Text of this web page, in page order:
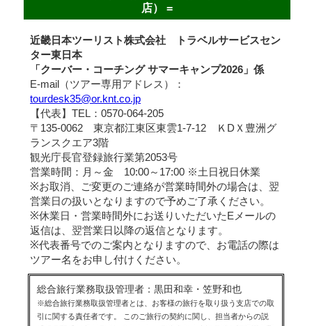
店） =
近畿日本ツーリスト株式会社 トラベルサービスセン
ター東日本
「クーバー・コーチング サマーキャンプ2026」係
E-mail（ツアー専用アドレス）：
tourdesk35@or.knt.co.jp
【代表】TEL：0570-064-205
〒135-0062 東京都江東区東雲1-7-12 ＫDＸ豊洲グ
ランスクエア3階
観光庁長官登録旅行業第2053号
営業時間：月～金 10:00～17:00 ※土日祝日休業
※お取消、ご変更のご連絡が営業時間外の場合は、翌
営業日の扱いとなりますので予めご了承ください。
※休業日・営業時間外にお送りいただいたEメールの
返信は、翌営業日以降の返信となります。
※代表番号でのご案内となりますので、お電話の際は
ツアー名をお申し付けください。
総合旅行業務取扱管理者：黒田和幸・笠野和也
※総合旅行業務取扱管理者とは、お客様の旅行を取り扱う支店での取
引に関する責任者です。 このご旅行の契約に関し、担当者からの説